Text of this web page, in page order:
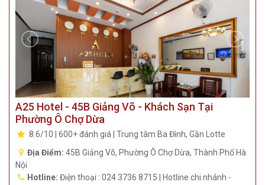
A25 Hotel - 45B Giảng Võ - Khách Sạn Tại
Phường Ô Chợ Dừa